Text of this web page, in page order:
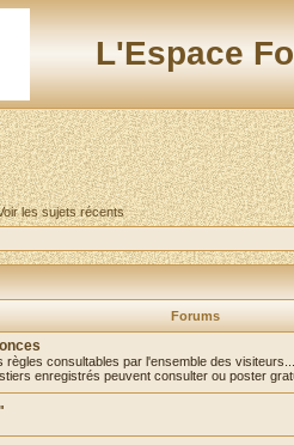
L'Espace
les sujets récents
Forums
règles consultables par l'ensemble des visiteurs...
enregistrés peuvent consulter ou poster